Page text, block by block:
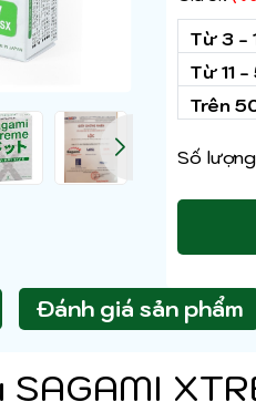
Từ 3 -
Từ 11
Trên
Số
Đánh giá sản phẩm
SAGAMI